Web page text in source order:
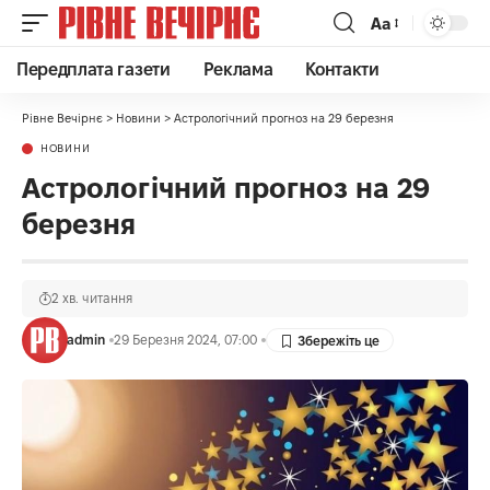
Аа
Передплата газети Реклама Контакти
Рівне Вечірнє > Новини > Астрологічний прогноз на 29 березня
НОВИНИ
Астрологічний прогноз на 29
березня
admin 29 Березня 2024, 07:00
2 хв. читання